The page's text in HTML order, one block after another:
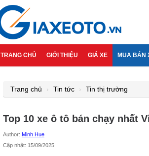
TRANG CHỦ GIỚI THIỆU GIÁ XE MUA BÁN
Trang chủ Tin tức Tin thị trường
Top 10 xe ô tô bán chạy nhất
Author: Minh Hue
Cập nhật: 15/09/2025